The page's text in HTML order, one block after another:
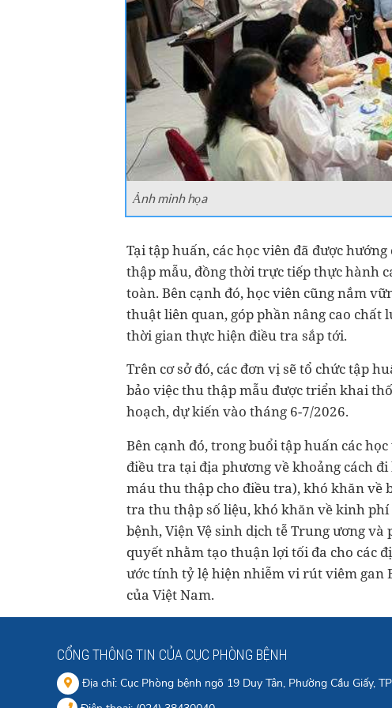
Ảnh minh họa
Tại tập huấn, các học viên đã được
thập mẫu, đồng thời trực tiếp thực hành
toàn. Bên cạnh đó, học viên cũng nắm
thuật liên quan, góp phần nâng cao chất
thời gian thực hiện điều tra sắp tới.
Trên cơ sở đó, các đơn vị sẽ tổ chức tập
bảo việc thu thập mẫu được triển khai
hoạch, dự kiến vào tháng 6-7/2026.
Bên cạnh đó, trong buổi tập huấn các
điều tra tại địa phương về khoảng cách
máu thu thập cho điều tra), khó khăn về
tra thu thập số liệu, khó khăn về kinh phí
bệnh, Viện Vệ sinh dịch tễ Trung ương
quyết nhằm tạo thuận lợi tối đa cho các
ước tính tỷ lệ hiện nhiễm vi rút viêm gan
của Việt Nam.
CỔNG THÔNG TIN CỦA CỤC PHÒNG BỆNH
Địa chỉ: Cục Phòng bệnh ngõ 19 Duy Tân, Phường Cầu Giấy,